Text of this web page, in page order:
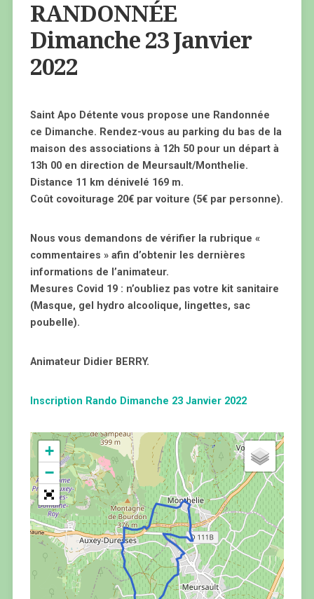
RANDONNÉE
Dimanche 23 Janvier
2022
Saint Apo Détente vous propose une Randonnée
ce Dimanche. Rendez-vous au parking du bas de la
maison des associations à 12h 50 pour un départ à
13h 00 ​en direction de Meursault/Monthelie.
Distance 11 km dénivelé 169 m.
Coût covoiturage 20€ par voiture (5€ par personne).
Nous vous demandons de vérifier la rubrique «
commentaires » afin d’obtenir les dernières
informations de l’animateur.
Mesures Covid 19 : n’oubliez pas votre kit sanitaire
(Masque, gel hydro alcoolique, lingettes, sac
poubelle).
Animateur Didier BERRY.
Inscription Rando Dimanche 23 Janvier 2022
+
−